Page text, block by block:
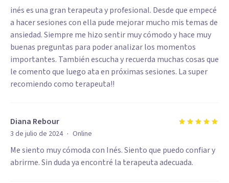
inés es una gran terapeuta y profesional. Desde que empecé
a hacer sesiones con ella pude mejorar mucho mis temas de
ansiedad. Siempre me hizo sentir muy cómodo y hace muy
buenas preguntas para poder analizar los momentos
importantes. También escucha y recuerda muchas cosas que
le comento que luego ata en próximas sesiones. La super
recomiendo como terapeuta!!
Diana Rebour
3 de julio de 2024 · Online
Me siento muy cómoda con Inés. Siento que puedo confiar y
abrirme. Sin duda ya encontré la terapeuta adecuada.